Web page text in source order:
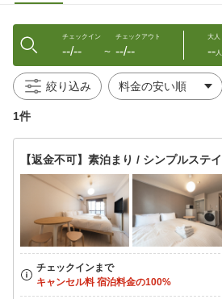
チェックイン
--/-- 〜
チェックアウト
--/--
大人
--人
絞り込み
1件
【返金不可】素泊まり / シンプルステイ